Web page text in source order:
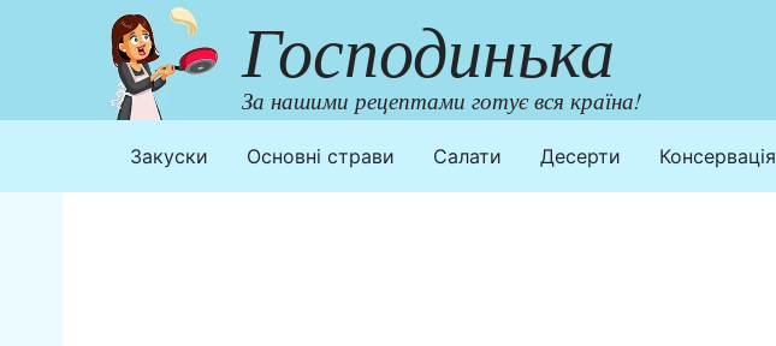
Господинька
За нашими рецептами готує вся країна!
Закуски Основні страви Салати Десерти Консервація